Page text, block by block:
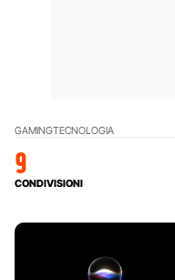
GAMINGTECNOLOGIA
9
CONDIVISIONI